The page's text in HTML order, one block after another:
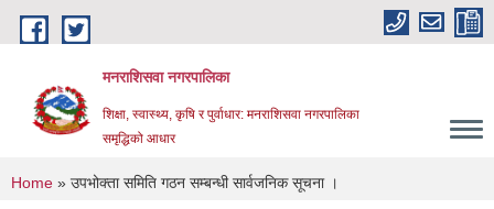
Skip to main content
मनराशिसवा नगरपालिका
शिक्षा, स्वास्थ्य, कृषि र पुर्वाधार: मनराशिसवा नगरपालिका
समृद्धिको आधार
You are here
Home » उपभोक्ता समिति गठन सम्बन्धी सार्वजनिक सूचना ।